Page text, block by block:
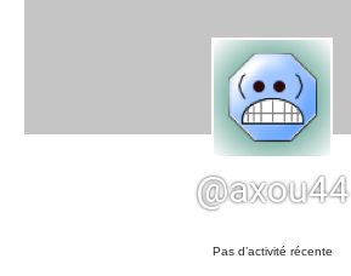
@axou44
Pas d’activité récente